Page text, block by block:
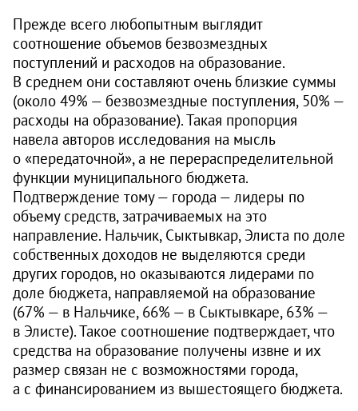
Прежде всего любопытным выглядит
соотношение объемов безвозмездных
поступлений и расходов на образование.
В среднем они составляют очень близкие суммы
(около 49% — безвозмездные поступления, 50% —
расходы на образование). Такая пропорция
навела авторов исследования на мысль
о «передаточной», а не перераспределительной
функции муниципального бюджета.
Подтверждение тому — города — лидеры по
объему средств, затрачиваемых на это
направление. Нальчик, Сыктывкар, Элиста по доле
собственных доходов не выделяются среди
других городов, но оказываются лидерами по
доле бюджета, направляемой на образование
(67% — в Нальчике, 66% — в Сыктывкаре, 63% —
в Элисте). Такое соотношение подтверждает, что
средства на образование получены извне и их
размер связан не с возможностями города,
а с финансированием из вышестоящего бюджета.